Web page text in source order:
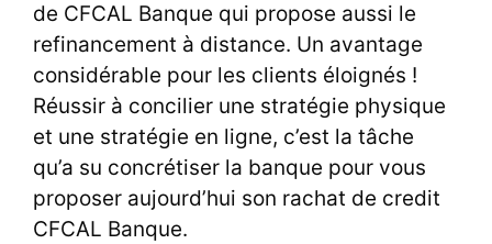
de CFCAL Banque qui propose aussi le
refinancement à distance. Un avantage
considérable pour les clients éloignés !
Réussir à concilier une stratégie physique
et une stratégie en ligne, c’est la tâche
qu’a su concrétiser la banque pour vous
proposer aujourd’hui son rachat de credit
CFCAL Banque.